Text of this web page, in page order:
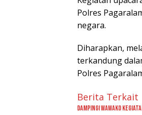
Polres
negara.
Diharapkan,
terkandung
Polres
Berita Terkait
Dampingi Wawako